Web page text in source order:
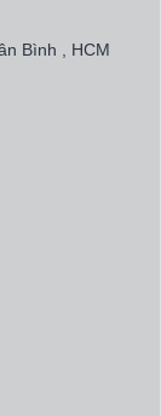
Bình , HCM